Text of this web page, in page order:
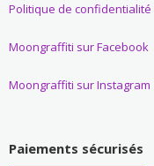
Politique de confidentialité
Moongraffiti sur Facebook
Moongraffiti sur Instagram
Paiements sécurisés